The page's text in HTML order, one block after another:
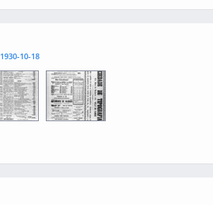
0004
1930-10-18
0004